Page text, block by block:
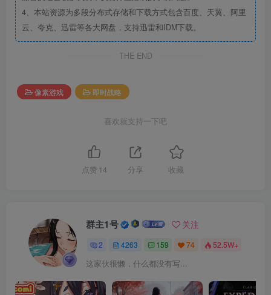
4、本站资源为多段分布式存储和下载方式包含百度、天翼、阿里
云、夸克、迅雷等各大网盘，支持迅雷和IDM下载。
THE END
像素游戏 即时战略
喜欢就支持一下吧
点赞 14 分享 收藏
群主1号 关注
2 4263 159 74 52.5W+
这家伙很懒，什么都没有写...